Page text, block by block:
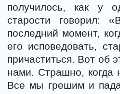
получилось, как у
старости говорил:
последний момент,
его исповедовать,
причаститься. Вот об
нами. Страшно, когда
Все мы грешим и